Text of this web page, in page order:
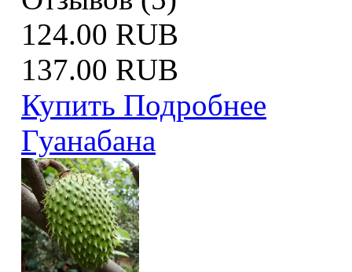
124.00 RUB
137.00 RUB
Купить Подробнее
Гуанабана